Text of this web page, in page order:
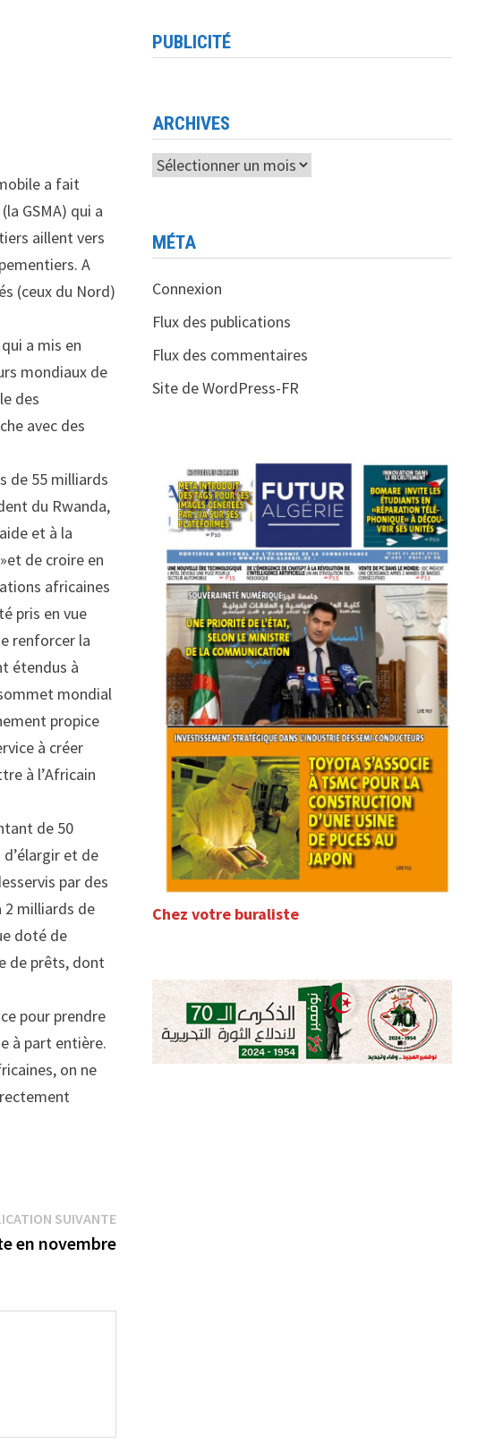
a fait
GSMA) qui a
aillent vers
A
(ceux du Nord)
a mis en
mondiaux de
des
avec des
de 55 milliards
du Rwanda,
et à la
de croire en
africaines
pris en vue
renforcer la
étendus à
mondial
propice
à créer
à l’Africain
de 50
et de
par des
2 milliards de
doté de
de prêts, dont
pour prendre
à part entière.
on ne
SUIVANTEPublication
suivante :
en novembre
PUBLICITÉ
ARCHIVES
Archives
MÉTA
Connexion
Flux des publications
Flux des commentaires
Site de WordPress-FR
Chez votre buraliste